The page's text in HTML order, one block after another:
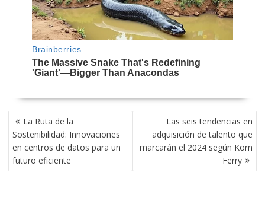
NAVEGACIÓN
DE
ENTRADAS
La Ruta de la
Sostenibilidad: Innovaciones
en centros de datos para un
futuro eficiente
Las seis tendencias en
adquisición de talento que
marcarán el 2024 según Korn
Ferry